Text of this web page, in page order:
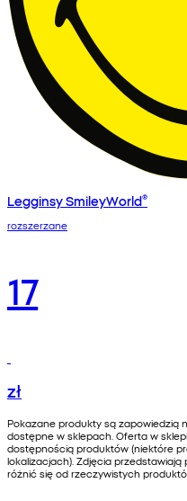
Legginsy SmileyWorld®
rozszerzane
17
zł
Pokazane produkty są zapowiedzią
dostępne w sklepach. Oferta w
dostępnością produktów (niektóre
lokalizacjach). Zdjęcia
różnić się od rzeczywistych